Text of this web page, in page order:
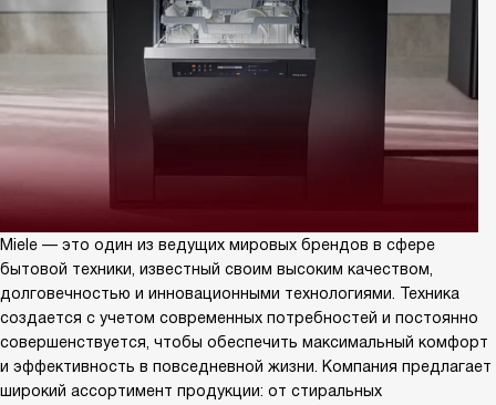
Miele — это один из ведущих мировых брендов в сфере
бытовой техники, известный своим высоким качеством,
долговечностью и инновационными технологиями. Техника
создается с учетом современных потребностей и постоянно
совершенствуется, чтобы обеспечить максимальный комфорт
и эффективность в повседневной жизни. Компания предлагает
широкий ассортимент продукции: от стиральных